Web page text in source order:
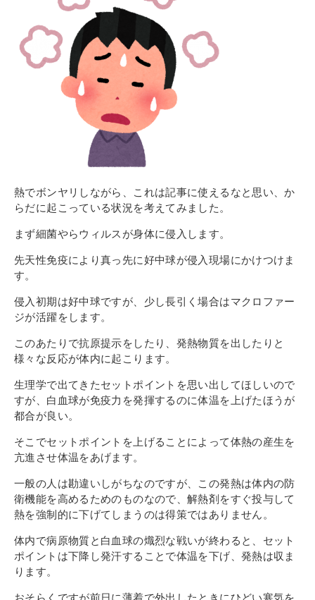
1号館総合受付：〒194-0022 東京都町田市森野1-7-8
TEL：042-729-1026 (平日8時30分〜17時30分)
熱でボンヤリしながら、これは記事に使えるなと思い、か
らだに起こっている状況を考えてみました。
まず細菌やらウィルスが身体に侵入します。
先天性免疫により真っ先に好中球が侵入現場にかけつけま
す。
侵入初期は好中球ですが、少し長引く場合はマクロファー
ジが活躍をします。
このあたりで抗原提示をしたり、発熱物質を出したりと
様々な反応が体内に起こります。
生理学で出てきたセットポイントを思い出してほしいので
すが、白血球が免疫力を発揮するのに体温を上げたほうが
都合が良い。
そこでセットポイントを上げることによって体熱の産生を
亢進させ体温をあげます。
一般の人は勘違いしがちなのですが、この発熱は体内の防
衛機能を高めるためのものなので、解熱剤をすぐ投与して
熱を強制的に下げてしまうのは得策ではありません。
体内で病原物質と白血球の熾烈な戦いが終わると、セット
ポイントは下降し発汗することで体温を下げ、発熱は収ま
ります。
おそらくですが前日に薄着で外出したときにひどい寒気を